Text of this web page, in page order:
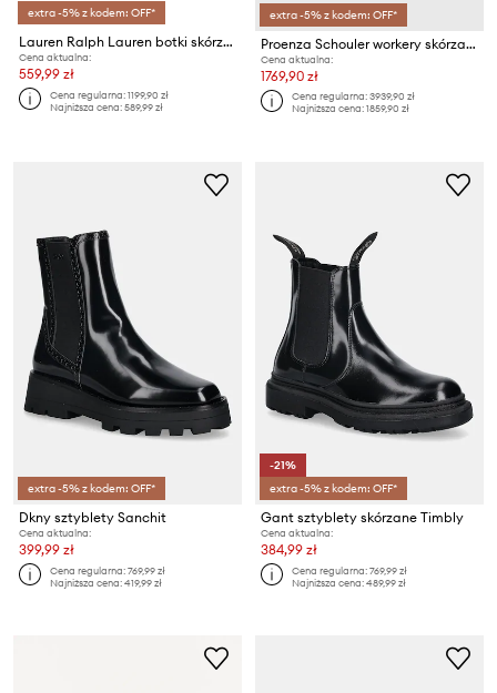
extra -5% z kodem: OFF*
Lauren Ralph Lauren botki skórzane Cassie
Cena aktualna:
559,99 zł
Cena regularna:1199,90 zł
Najniższa cena:589,99 zł
extra -5% z kodem: OFF*
Proenza Schouler workery skórzane Lug Sole
Cena aktualna:
1769,90 zł
Cena regularna:3939,90 zł
Najniższa cena:1859,90 zł
extra -5% z kodem: OFF*
Dkny sztyblety Sanchit
Cena aktualna:
399,99 zł
Cena regularna:769,99 zł
Najniższa cena:419,99 zł
-21%
extra -5% z kodem: OFF*
Gant sztyblety skórzane Timbly
Cena aktualna:
384,99 zł
Cena regularna:769,99 zł
Najniższa cena:489,99 zł